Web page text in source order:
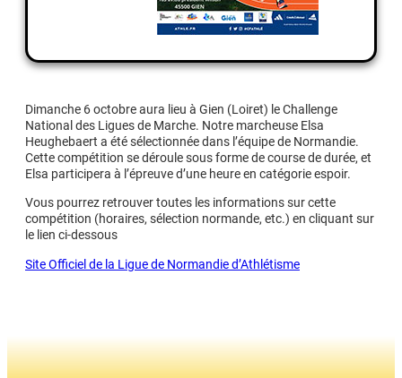
Dimanche 6 octobre aura lieu à Gien (Loiret) le Challenge
National des Ligues de Marche. Notre marcheuse Elsa
Heughebaert a été sélectionnée dans l’équipe de Normandie.
Cette compétition se déroule sous forme de course de durée, et
Elsa participera à l’épreuve d’une heure en catégorie espoir.
Vous pourrez retrouver toutes les informations sur cette
compétition (horaires, sélection normande, etc.) en cliquant sur
le lien ci-dessous
Site Officiel de la Ligue de Normandie d’Athlétisme